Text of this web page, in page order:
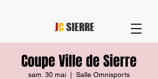
JC SIERRE
Coupe Ville de Sierre
sam. 30 mai Salle Omnisports